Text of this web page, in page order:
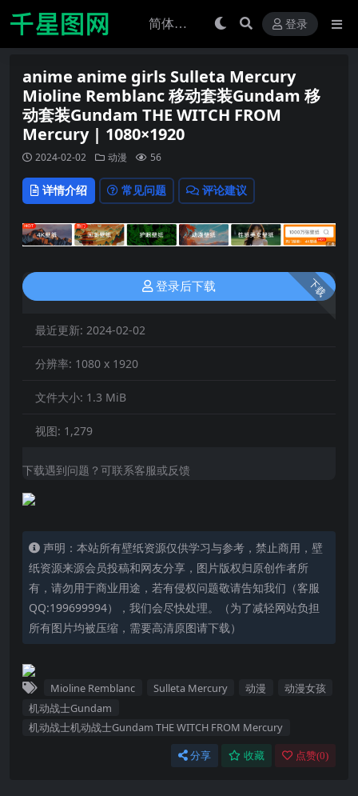
登录
anime anime girls Sulleta Mercury
Mioline Remblanc 移动套装Gundam 移
动套装Gundam THE WITCH FROM
Mercury | 1080×1920
2024-02-02 动漫 56
详情介绍 常见问题 评论建议
下载
登录后下载
最近更新: 2024-02-02
分辨率: 1080 x 1920
文件大小: 1.3 MiB
视图: 1,279
下载遇到问题？可联系客服或反馈
声明：本站所有壁纸资源仅供学习与参考，禁止商用，壁
纸资源来源会员投稿和网友分享，图片版权归原创作者所
有，请勿用于商业用途，若有侵权问题敬请告知我们（客服
QQ:199699994），我们会尽快处理。（为了减轻网站负担
所有图片均被压缩，需要高清原图请下载）
Mioline Remblanc Sulleta Mercury 动漫
动漫女孩
机动战士Gundam
机动战士机动战士Gundam THE WITCH FROM Mercury
分享 收藏 点赞(0)